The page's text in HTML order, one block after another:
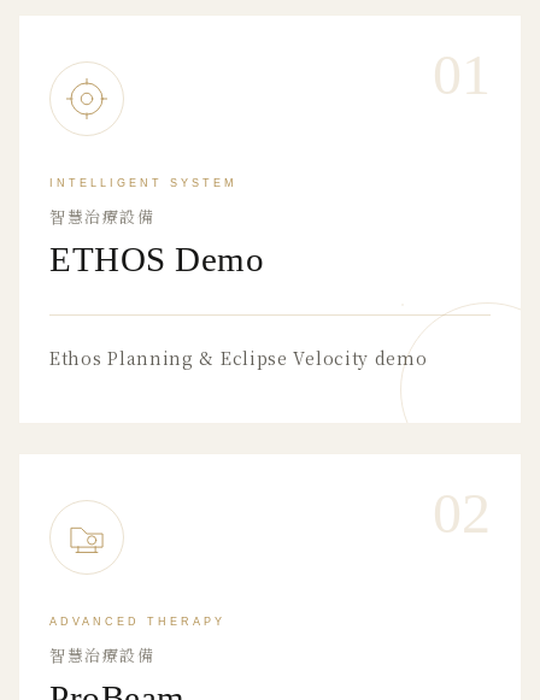
01
INTELLIGENT SYSTEM
智慧治療設備
ETHOS Demo
Ethos Planning & Eclipse Velocity demo
02
ADVANCED THERAPY
智慧治療設備